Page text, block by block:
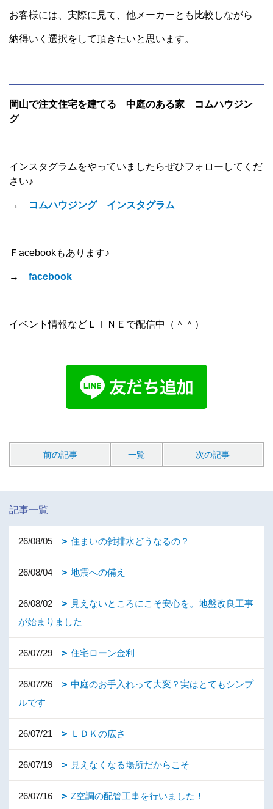
お客様には、実際に見て、他メーカーとも比較しながら
納得いく選択をして頂きたいと思います。
岡山で注文住宅を建てる 中庭のある家 コムハウジン
グ
インスタグラムをやっていましたらぜひフォローしてくだ
さい♪
→ コムハウジング インスタグラム
Ｆacebookもあります♪
→ facebook
イベント情報などＬＩＮＥで配信中（＾＾）
前の記事 一覧 次の記事
記事一覧
26/08/05 住まいの雑排水どうなるの？
26/08/04 地震への備え
26/08/02
見えないところにこそ安心を。地盤改良工事
が始まりました
26/07/29 住宅ローン金利
26/07/26
中庭のお手入れって大変？実はとてもシンプ
ルです
26/07/21 ＬＤＫの広さ
26/07/19 見えなくなる場所だからこそ
26/07/16 Z空調の配管工事を行いました！